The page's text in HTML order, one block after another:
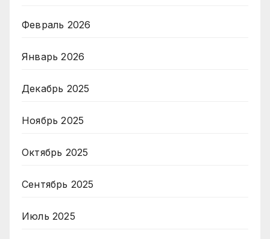
Февраль 2026
Январь 2026
Декабрь 2025
Ноябрь 2025
Октябрь 2025
Сентябрь 2025
Июль 2025